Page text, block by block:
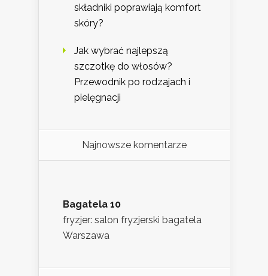
składniki poprawiają komfort
skóry?
Jak wybrać najlepszą
szczotkę do włosów?
Przewodnik po rodzajach i
pielęgnacji
Najnowsze komentarze
Bagatela 10
fryzjer: salon fryzjerski bagatela
Warszawa